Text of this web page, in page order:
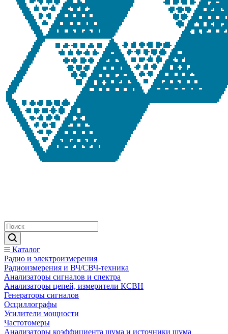
Каталог
Радио и электроизмерения
Радиоизмерения и ВЧ/СВЧ-техника
Анализаторы сигналов и спектра
Анализаторы цепей, измерители КСВН
Генераторы сигналов
Осциллографы
Усилители мощности
Частотомеры
Анализаторы коэффициента шума и источники шума